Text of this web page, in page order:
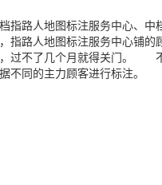
指路人地图标注服务中心、
指路人地图标注服务中心铺
过不了几个月就得关门。
不同的主力顾客进行标注。